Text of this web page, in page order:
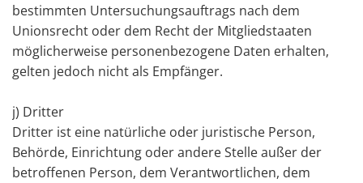
bestimmten Untersuchungsauftrags nach dem
Unionsrecht oder dem Recht der Mitgliedstaaten
möglicherweise personenbezogene Daten erhalten,
gelten jedoch nicht als Empfänger.
j) Dritter
Dritter ist eine natürliche oder juristische Person,
Behörde, Einrichtung oder andere Stelle außer der
betroffenen Person, dem Verantwortlichen, dem